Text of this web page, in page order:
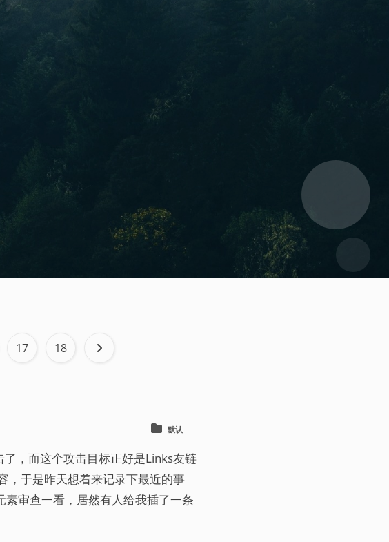
17 18
默认
，而这个攻击目标正好是Links友链
，于是昨天想着来记录下最近的事
审查一看，居然有人给我插了一条